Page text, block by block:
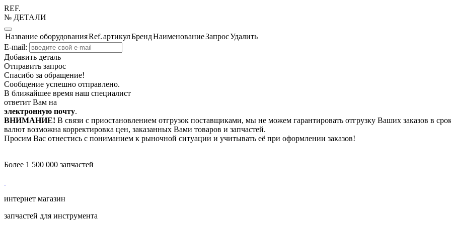
REF.
№ ДЕТАЛИ
Название оборудованияRef.артикулБрендНаименованиеЗапросУдалить
E-mail:
Добавить деталь
Отправить запрос
Спасибо за обращение!
Сообщение успешно отправлено.
В ближайшее время наш специалист
ответит Вам на
электронную почту.
ВНИМАНИЕ! В связи с приостановлением отгрузок поставщиками, мы не можем гарантировать отгрузку Ваших заказов в
валют возможна корректировка цен, заказанных Вами товаров и запчастей.
Просим Вас отнестись с пониманием к рыночной ситуации и учитывать её при оформлении заказов!
Более 1 500 000 запчастей
интернет магазин
запчастей для инструмента